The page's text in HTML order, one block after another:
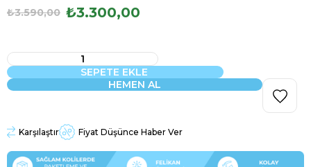
₺3.590,00 ₺3.300,00
Karşılaştır Fiyat Düşünce Haber Ver